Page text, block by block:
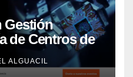
Gestión
de Centros de
ALGUACIL